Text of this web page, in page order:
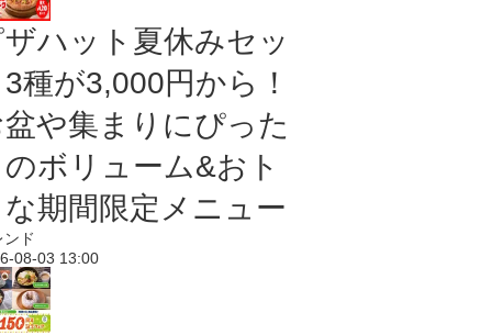
ハット夏休みセッ
種が3,000円から！
や集まりにぴった
ボリューム&おト
期間限定メニュー
ンド
08-03 13:00